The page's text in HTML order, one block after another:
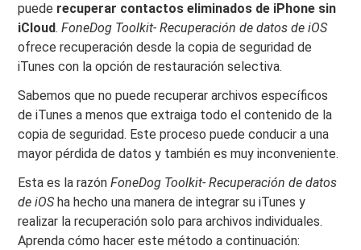
puede recuperar contactos eliminados de iPhone sin
iCloud.FoneDog Toolkit- Recuperación de datos de iOS
ofrece recuperación desde la copia de seguridad de
iTunes con la opción de restauración selectiva.
Sabemos que no puede recuperar archivos específicos
de iTunes a menos que extraiga todo el contenido de la
copia de seguridad. Este proceso puede conducir a una
mayor pérdida de datos y también es muy inconveniente.
Esta es la razónFoneDog Toolkit- Recuperación de datos
de iOSha hecho una manera de integrar su iTunes y
realizar la recuperación solo para archivos individuales.
Aprenda cómo hacer este método a continuación: